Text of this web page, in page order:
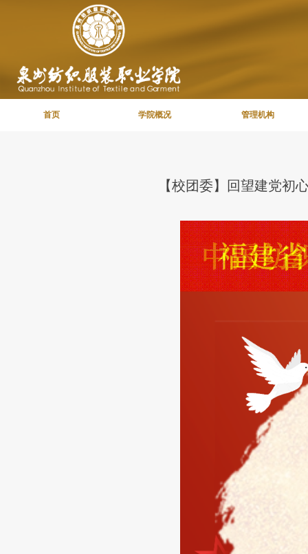
首页 学院概况 管理机构
【校团委】回望建党初